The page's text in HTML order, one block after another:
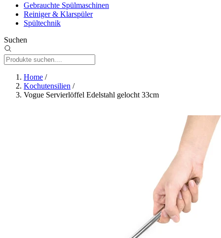
Gebrauchte Spülmaschinen
Reiniger & Klarspüler
Spültechnik
Suchen
Home /
Kochutensilien /
Vogue Servierlöffel Edelstahl gelocht 33cm